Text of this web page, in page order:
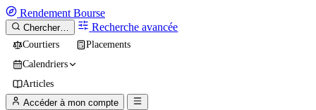
Rendement Bourse
Chercher… Recherche avancée
Courtiers
Placements
Calendriers
Articles
Accéder à mon compte